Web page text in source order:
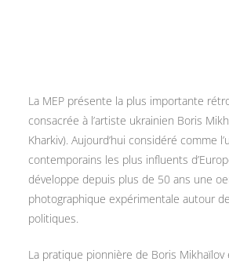
La MEP présente la plus importante
consacrée à l’artiste ukrainien Boris
Kharkiv). Aujourd’hui considéré comme
contemporains les plus influents
développe depuis plus de 50 ans une
photographique expérimentale autour
politiques.
La pratique pionnière de Boris